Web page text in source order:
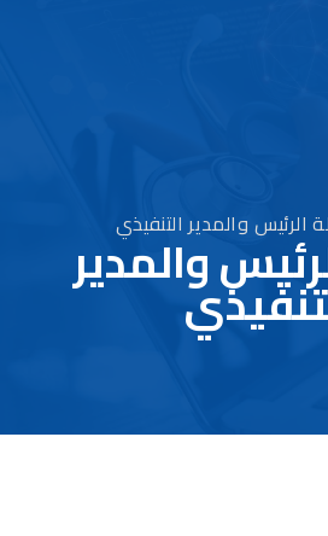
الرئيس والمدير التنفيذي
والمدير